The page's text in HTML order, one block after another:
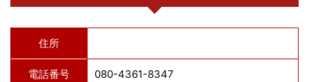
住所
電話番号 080-4361-8347